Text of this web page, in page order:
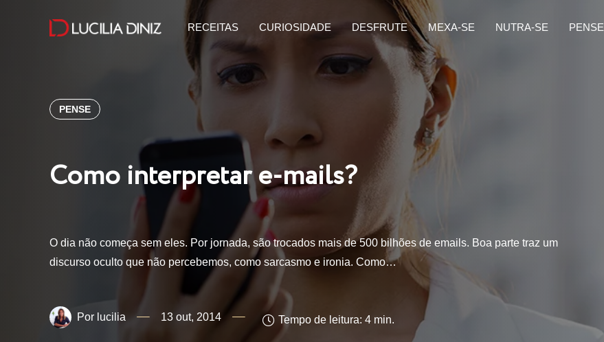
RECEITAS CURIOSIDADE DESFRUTE MEXA-SE NUTRA-SE PENSE
PENSE
Como interpretar e-mails?
O dia não começa sem eles. Por jornada, são trocados mais de 500 bilhões de emails. Boa parte traz um
discurso oculto que não percebemos, como sarcasmo e ironia. Como…
lucilia 13 out, 2014 Tempo de leitura: 4 min.